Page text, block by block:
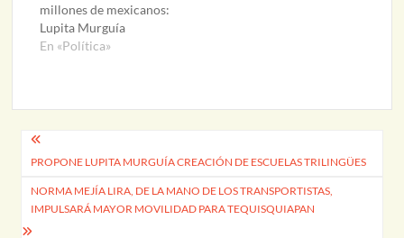
millones de mexicanos:
Lupita Murguía
En «Política»
Navegación
de
entradas
PROPONE LUPITA MURGUÍA CREACIÓN DE ESCUELAS TRILINGÜES
NORMA MEJÍA LIRA, DE LA MANO DE LOS TRANSPORTISTAS,
IMPULSARÁ MAYOR MOVILIDAD PARA TEQUISQUIAPAN